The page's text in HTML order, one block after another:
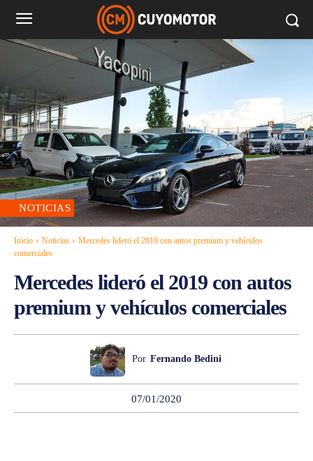
NOTICIAS
Inicio Noticias
Mercedes lideró el 2019 con autos premium y vehículos
comerciales
Mercedes lideró el 2019 con autos
premium y vehículos comerciales
Por Fernando Bedini
07/01/2020